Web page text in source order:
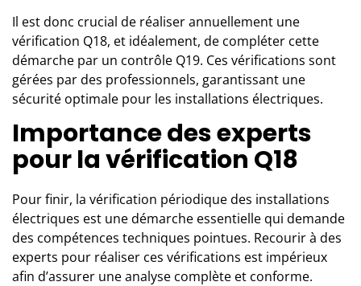
Il est donc crucial de réaliser annuellement une
vérification Q18, et idéalement, de compléter cette
démarche par un contrôle Q19. Ces vérifications sont
gérées par des professionnels, garantissant une
sécurité optimale pour les installations électriques.
Importance des experts
pour la vérification Q18
Pour finir, la vérification périodique des installations
électriques est une démarche essentielle qui demande
des compétences techniques pointues. Recourir à des
experts pour réaliser ces vérifications est impérieux
afin d’assurer une analyse complète et conforme.